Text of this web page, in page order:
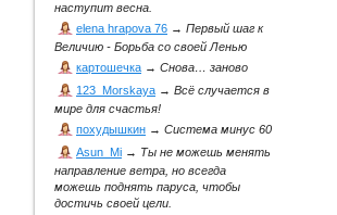
наступит весна.
elena hrapova 76 → Первый шаг к
Величию - Борьба со своей Ленью
картошечка → Снова… заново
123_Morskaya → Всё случается в
мире для счастья!
похудышкин → Система минус 60
Asun_Mi → Ты не можешь менять
направление ветра, но всегда
можешь поднять паруса, чтобы
достичь своей цели.